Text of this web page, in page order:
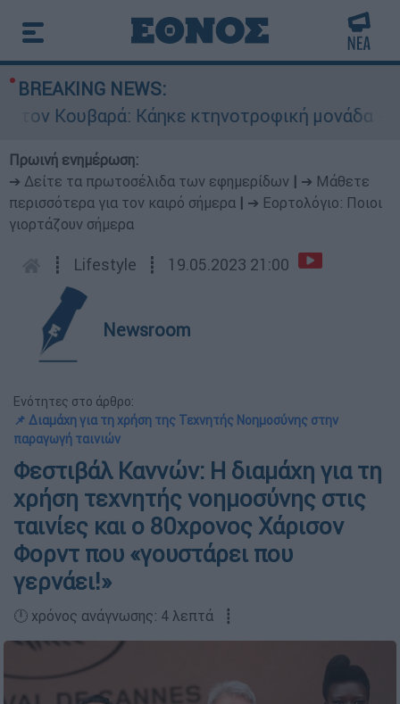
BREAKING NEWS:
Κάηκε κτηνοτροφική μονάδα -
Πρωινή ενημέρωση:
➔ Δείτε τα πρωτοσέλιδα των εφημερίδων
➔ Μάθετε
περισσότερα για τον καιρό σήμερα
➔ Εορτολόγιο: Ποιοι
γιορτάζουν σήμερα
┋ Lifestyle ┋ 19.05.2023 21:00
Newsroom
Ενότητες στο άρθρο:
📌 Διαμάχη για τη χρήση της Τεχνητής Νοημοσύνης στην
παραγωγή ταινιών
Φεστιβάλ Καννών: Η διαμάχη για τη
χρήση τεχνητής νοημοσύνης στις
ταινίες και ο 80χρονος Χάρισον
Φορντ που «γουστάρει που
γερνάει!»
🕛 χρόνος ανάγνωσης: 4 λεπτά ┋